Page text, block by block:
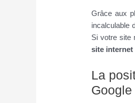
Grâce aux
incalculable
Si votre site
site
La
Google